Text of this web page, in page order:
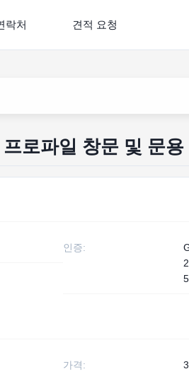
락처 견적 요청
로파일 창문 및 문용
인증:
5
가격: